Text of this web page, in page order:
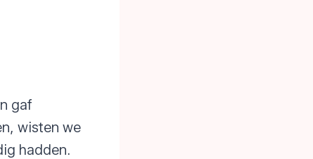
gaf
wisten we
hadden.